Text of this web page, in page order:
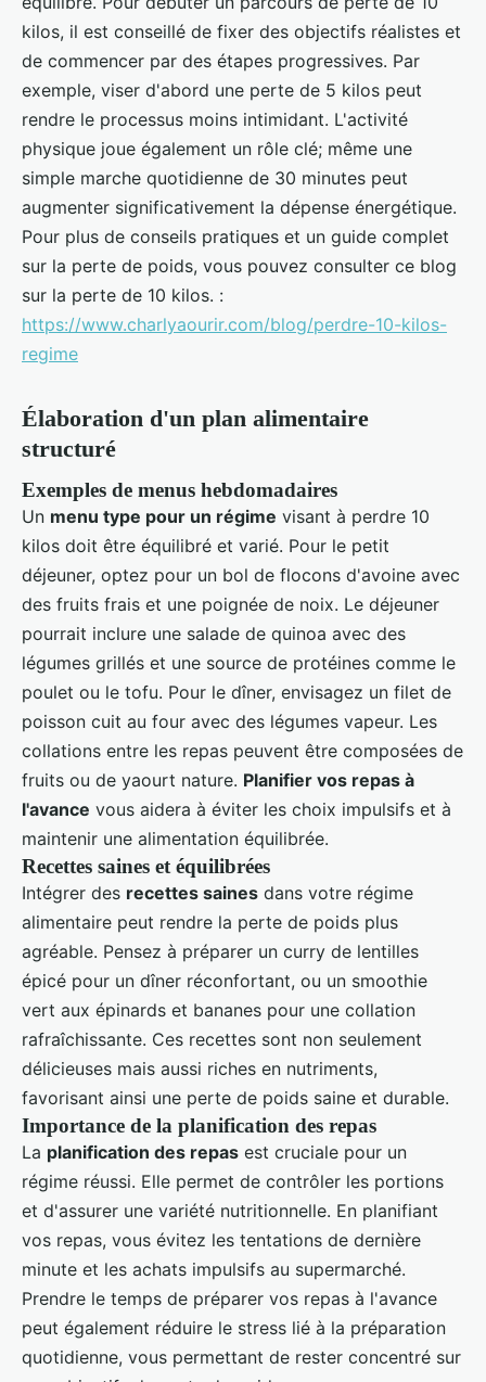
kilos, il est conseillé de fixer des objectifs réalistes et
de commencer par des étapes progressives. Par
exemple, viser d'abord une perte de 5 kilos peut
rendre le processus moins intimidant. L'activité
physique joue également un rôle clé; même une
simple marche quotidienne de 30 minutes peut
augmenter significativement la dépense énergétique.
Pour plus de conseils pratiques et un guide complet
sur la perte de poids, vous pouvez consulter ce blog
sur la perte de 10 kilos. :
https://www.charlyaourir.com/blog/perdre-10-kilos-
regime
Élaboration d'un plan alimentaire
structuré
Exemples de menus hebdomadaires
Un menu type pour un régime visant à perdre 10
kilos doit être équilibré et varié. Pour le petit
déjeuner, optez pour un bol de flocons d'avoine avec
des fruits frais et une poignée de noix. Le déjeuner
pourrait inclure une salade de quinoa avec des
légumes grillés et une source de protéines comme le
poulet ou le tofu. Pour le dîner, envisagez un filet de
poisson cuit au four avec des légumes vapeur. Les
collations entre les repas peuvent être composées de
fruits ou de yaourt nature. Planifier vos repas à
l'avance vous aidera à éviter les choix impulsifs et à
maintenir une alimentation équilibrée.
Recettes saines et équilibrées
Intégrer des recettes saines dans votre régime
alimentaire peut rendre la perte de poids plus
agréable. Pensez à préparer un curry de lentilles
épicé pour un dîner réconfortant, ou un smoothie
vert aux épinards et bananes pour une collation
rafraîchissante. Ces recettes sont non seulement
délicieuses mais aussi riches en nutriments,
favorisant ainsi une perte de poids saine et durable.
Importance de la planification des repas
La planification des repas est cruciale pour un
régime réussi. Elle permet de contrôler les portions
et d'assurer une variété nutritionnelle. En planifiant
vos repas, vous évitez les tentations de dernière
minute et les achats impulsifs au supermarché.
Prendre le temps de préparer vos repas à l'avance
peut également réduire le stress lié à la préparation
quotidienne, vous permettant de rester concentré sur